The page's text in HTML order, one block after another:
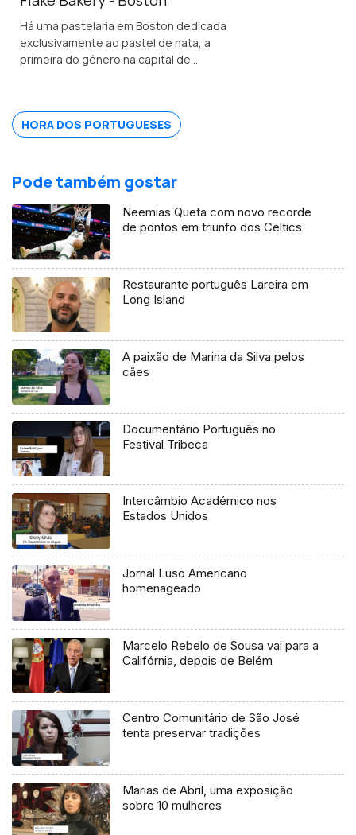
Há uma pastelaria em Boston dedicada
exclusivamente ao pastel de nata, a
primeira do género na capital de
HORA DOS PORTUGUESES
Pode também gostar
Neemias Queta com novo recorde
de pontos em triunfo dos Celtics
Restaurante português Lareira em
Long Island
A paixão de Marina da Silva pelos
cães
Documentário Português no
Festival Tribeca
Intercâmbio Académico nos
Estados Unidos
Jornal Luso Americano
homenageado
Marcelo Rebelo de Sousa vai para a
Califórnia, depois de Belém
Centro Comunitário de São José
tenta preservar tradições
Marias de Abril, uma exposição
sobre 10 mulheres